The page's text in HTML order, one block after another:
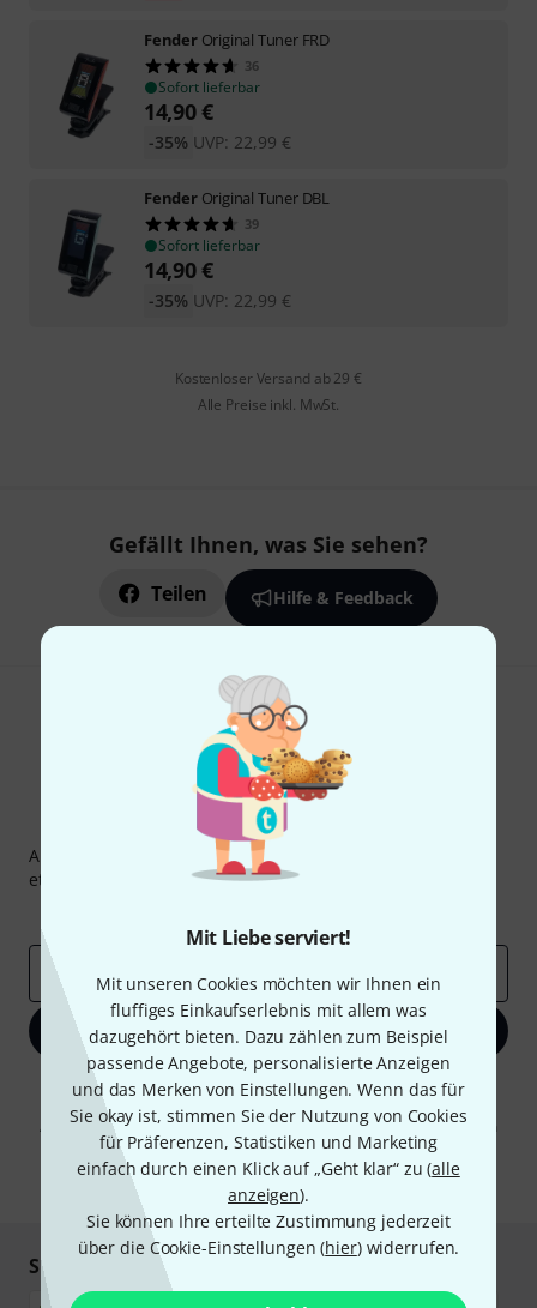
Mit Liebe serviert!
Mit unseren Cookies möchten wir Ihnen ein
fluffiges Einkaufserlebnis mit allem was
dazugehört bieten. Dazu zählen zum Beispiel
passende Angebote, personalisierte Anzeigen
und das Merken von Einstellungen. Wenn das für
Sie okay ist, stimmen Sie der Nutzung von Cookies
für Präferenzen, Statistiken und Marketing
einfach durch einen Klick auf „Geht klar“ zu (alle
anzeigen).
Sie können Ihre erteilte Zustimmung jederzeit
über die Cookie-Einstellungen (hier) widerrufen.
Fender Original Tuner FRD
36
Sofort lieferbar
14,90€
UVP: 22,99 €
-35%
Fender Original Tuner DBL
39
Sofort lieferbar
14,90€
UVP: 22,99 €
-35%
Kostenloser Versand ab 29 €
Alle Preise inkl. MwSt.
Gefällt Ihnen, was Sie sehen?
Teilen Hilfe & Feedback
Thomann Newsletter
Abonniere den Thomann Newsletter und gewinne mit
etwas Glück einen von50 Gutscheinen
E-Mail-Adresse
Jetzt anmelden
Mit Klick auf „Jetzt anmelden“ stimmen Sie dem Erhalt von E-Mail-
Werbung und einer Messung des E-Mail-Nutzungsverhaltens zu. Die
Abmeldung ist jederzeit möglich. Weitere Informationen finden Sie in
unserenDatenschutzhinweisen.
* Pflichtfeld
Sicher einkaufen & bezahlen